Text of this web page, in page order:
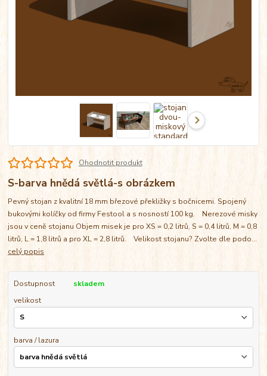
Ohodnotit produkt
S-barva hnědá světlá-s obrázkem
Pevný stojan z kvalitní 18 mm březové překližky s bočnicemi. Spojený
bukovými kolíčky od firmy Festool a s nosností 100 kg. Nerezové misky
jsou v ceně stojanu Objem misek je pro XS = 0,2 litrů, S = 0,4 litrů, M = 0,8
litrů, L = 1,8 litrů a pro XL = 2,8 litrů. Velikost stojanu? Zvolte dle podo...
celý popis
Dostupnost
skladem
velikost
barva / lazura